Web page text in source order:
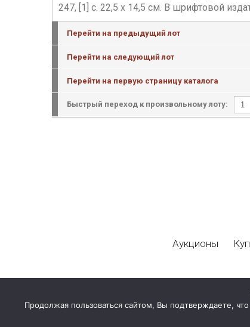
247, [1] с. 22,5 х 14,5 см. В шрифтовой
Перейти на предыдущий лот
Перейти на следующий лот
Перейти на первую страницу каталога
Быстрый переход к произвольному лоту:
Аукционы
Продолжая пользоваться сайтом, Вы подтверждаете,